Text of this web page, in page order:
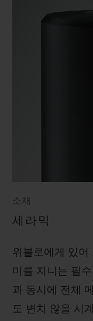
소재
세라믹
위블로에게 있어
미를 지니는 필
과 동시에 전체
도 변치 않을 시